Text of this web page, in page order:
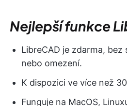
Nejlepší funkce
LibreCAD je zdarma,
nebo omezení.
K dispozici ve více než
Funguje na MacOS,